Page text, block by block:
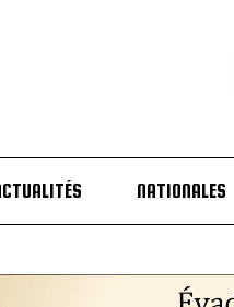
NATIONALES